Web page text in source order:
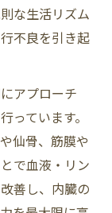
な生活リズム
不良を引き起
アプローチ
っています。
仙骨、筋膜や
で血液・リン
善し、内臓の